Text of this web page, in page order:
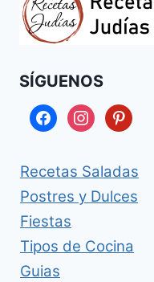
SÍGUENOS
facebookinstagrampinterest
Recetas Saladas
Postres y Dulces
Fiestas
Tipos de Cocina
Guias